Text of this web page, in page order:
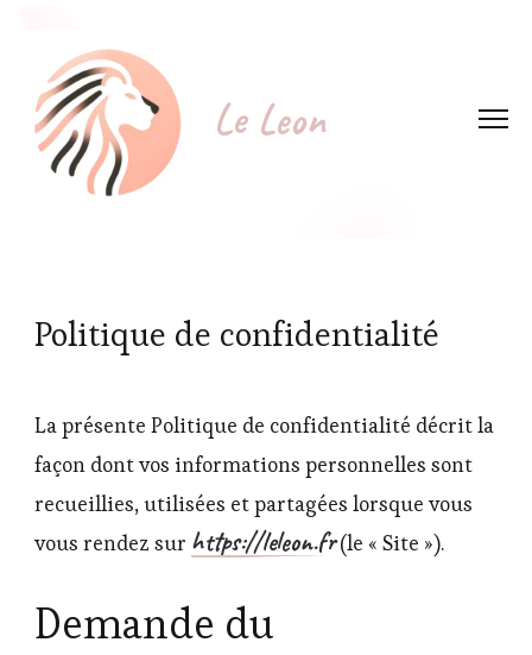
Le Leon
Politique de confidentialité
La présente Politique de confidentialité décrit la
façon dont vos informations personnelles sont
recueillies, utilisées et partagées lorsque vous
vous rendez sur https://leleon.fr(le « Site »).
Demande du